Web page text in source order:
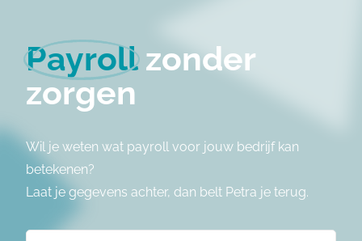
Payrollzonder
zorgen
Wil je weten wat payroll voor jouw bedrijf kan
betekenen?
Laat je gegevens achter, dan belt Petra je terug.